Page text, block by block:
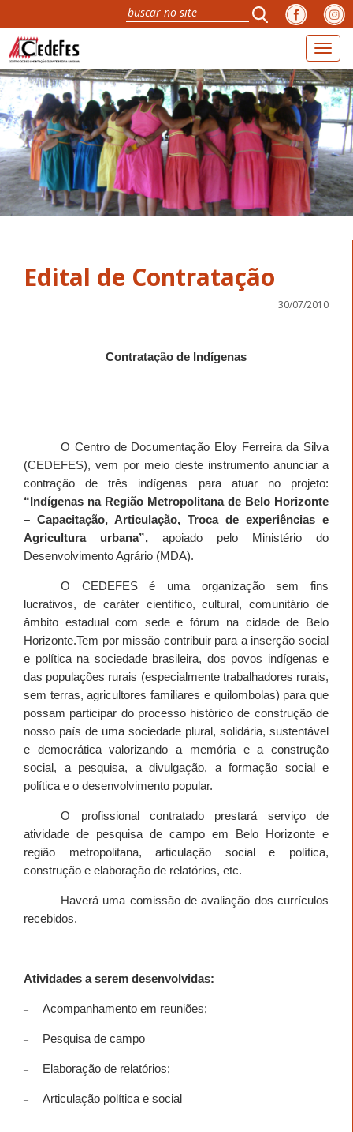
Edital de Contratação
30/07/2010
Contratação de Indígenas
O Centro de Documentação Eloy Ferreira da Silva
(CEDEFES), vem por meio deste instrumento anunciar a
contração de três indígenas para atuar no projeto:
“Indígenas na Região Metropolitana de Belo Horizonte
– Capacitação, Articulação, Troca de experiências e
Agricultura urbana”, apoiado pelo Ministério do
Desenvolvimento Agrário (MDA).
O CEDEFES é uma organização sem fins
lucrativos, de caráter científico, cultural, comunitário de
âmbito estadual com sede e fórum na cidade de Belo
Horizonte.Tem por missão contribuir para a inserção social
e política na sociedade brasileira, dos povos indígenas e
das populações rurais (especialmente trabalhadores rurais,
sem terras, agricultores familiares e quilombolas) para que
possam participar do processo histórico de construção de
nosso país de uma sociedade plural, solidária, sustentável
e democrática valorizando a memória e a construção
social, a pesquisa, a divulgação, a formação social e
política e o desenvolvimento popular.
O profissional contratado prestará serviço de
atividade de pesquisa de campo em Belo Horizonte e
região metropolitana, articulação social e política,
construção e elaboração de relatórios, etc.
Haverá uma comissão de avaliação dos currículos
recebidos.
Atividades a serem desenvolvidas:
– Acompanhamento em reuniões;
– Pesquisa de campo
– Elaboração de relatórios;
– Articulação política e social